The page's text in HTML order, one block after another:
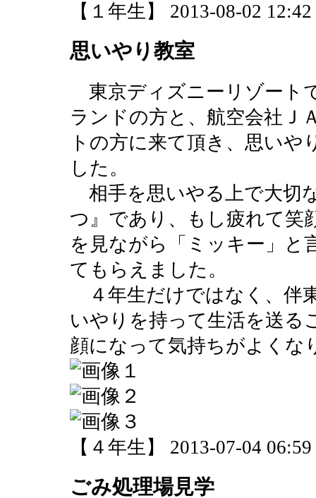
【１年生】 2013-08-02
思いやり教室
東京ディズニーリゾート
ランドの方と、航空会社Ｊ
トの方に来て頂き、思い
した。
相手を思いやる上で大切
つ』であり、もし疲れて笑
を見ながら「ミッキー」と
てもらえました。
４年生だけではなく、伴
いやりを持って生活を送る
顔になって気持ちがよくな
【４年生】 2013-07-04
ごみ処理場見学